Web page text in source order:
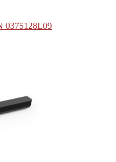
0375128L09